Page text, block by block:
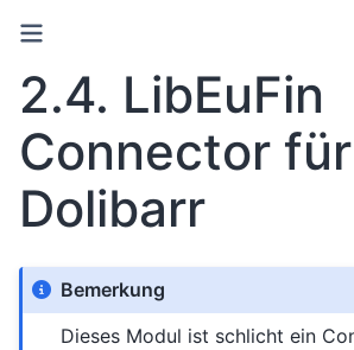
2.4. LibEuFin
Connector für
Dolibarr
Bemerkung
Dieses Modul ist schlicht ein